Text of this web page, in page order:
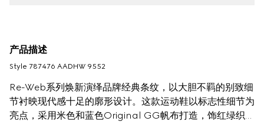
产品描述
Style ‎787476 AADHW 9552
Re-Web系列焕新演绎品牌经典条纹，以大胆不羁的别致细
节衬映现代感十足的廓形设计。这款运动鞋以标志性细节为
亮点，采用米色和蓝色Original GG帆布打造，饰红绿织带